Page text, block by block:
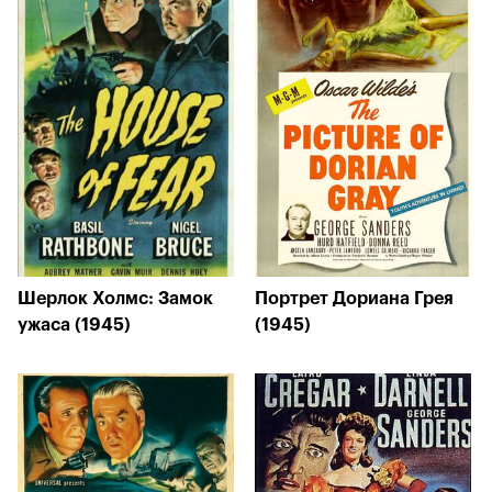
Шерлок Холмс: Замок
ужаса (1945)
Портрет Дориана Грея
(1945)